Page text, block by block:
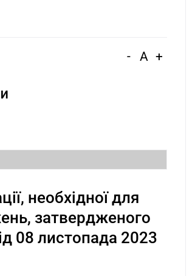
- A +
необхідної для
затвердженого
08 листопада 2023